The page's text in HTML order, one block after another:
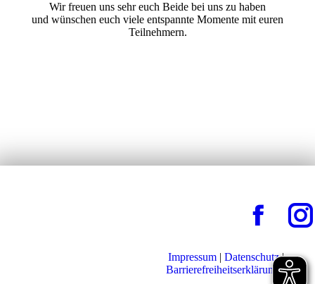
Wir freuen uns sehr euch Beide bei uns zu haben
und wünschen euch viele entspannte Momente mit euren
Teilnehmern.
Impressum | Datenschutz|
Barrierefreiheitserklärung|